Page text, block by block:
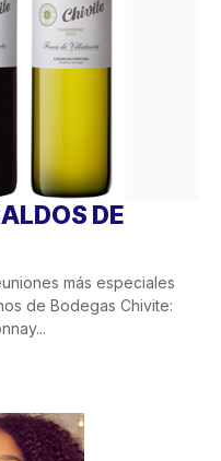
DE
más especiales
de Bodegas Chivite: